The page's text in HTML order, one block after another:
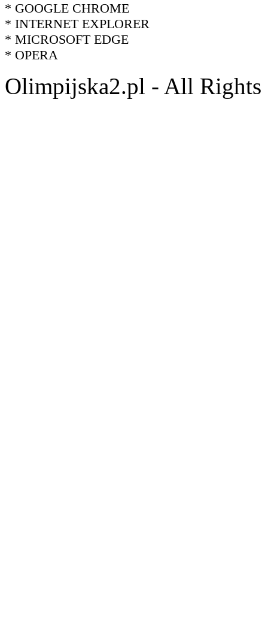
* GOOGLE CHROME
* INTERNET EXPLORER
* MICROSOFT EDGE
* OPERA
Olimpijska2.pl - All Rights